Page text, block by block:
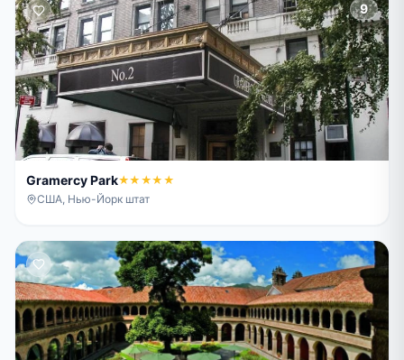
9
Gramercy Park★★★★★
США, Нью-Йорк штат